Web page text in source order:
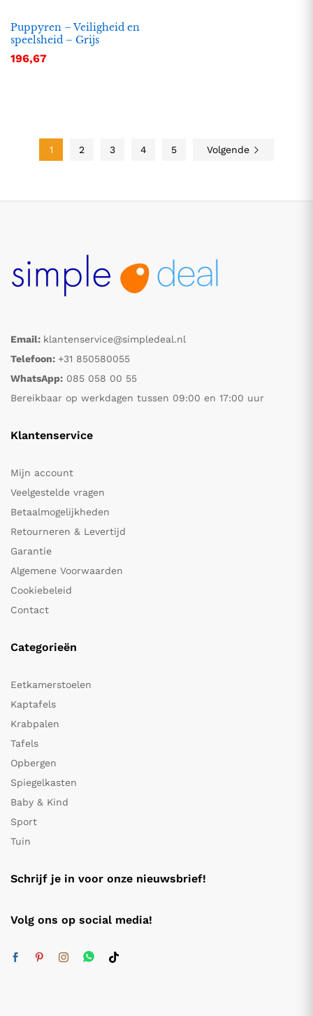
Puppyren – Veiligheid en
speelsheid – Grijs
196,67
1 2 3 4 5 Volgende
Email: klantenservice@simpledeal.nl
Telefoon: +31 850580055
WhatsApp: 085 058 00 55
Bereikbaar op werkdagen tussen 09:00 en 17:00 uur
Klantenservice
Mijn account
Veelgestelde vragen
Betaalmogelijkheden
Retourneren & Levertijd
Garantie
Algemene Voorwaarden
Cookiebeleid
Contact
Categorieën
Eetkamerstoelen
Kaptafels
Krabpalen
Tafels
Opbergen
Spiegelkasten
Baby & Kind
Sport
Tuin
Schrijf je in voor onze nieuwsbrief!
Volg ons op social media!